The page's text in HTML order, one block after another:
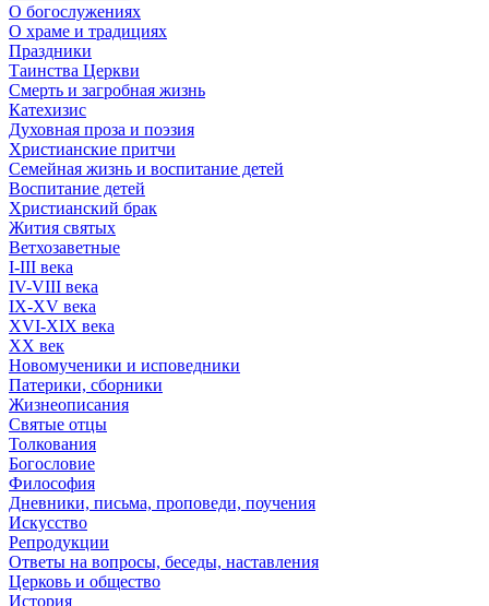
О богослужениях
О храме и традициях
Праздники
Таинства Церкви
Смерть и загробная жизнь
Катехизис
Духовная проза и поэзия
Христианские притчи
Семейная жизнь и воспитание детей
Воспитание детей
Христианский брак
Жития святых
Ветхозаветные
I-III века
IV-VIII века
IX-XV века
XVI-XIX века
XX век
Новомученики и исповедники
Патерики, сборники
Жизнеописания
Святые отцы
Толкования
Богословие
Философия
Дневники, письма, проповеди, поучения
Искусство
Репродукции
Ответы на вопросы, беседы, наставления
Церковь и общество
История